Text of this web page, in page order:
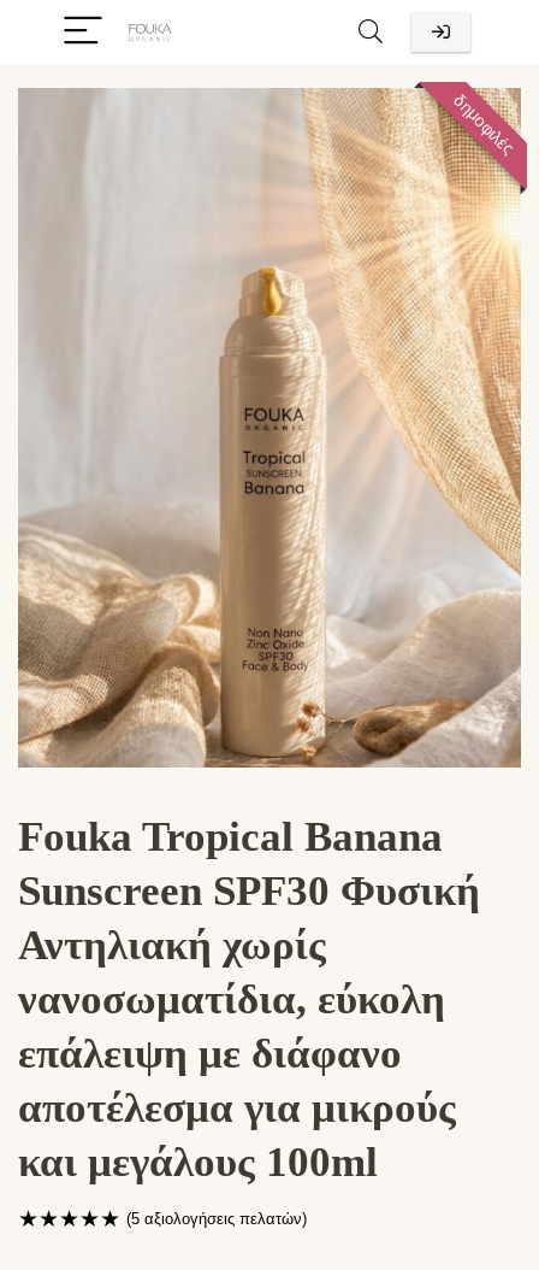
δημοφιλές
Fouka Tropical Banana
Sunscreen SPF30 Φυσική
Αντηλιακή χωρίς
νανοσωματίδια, εύκολη
επάλειψη με διάφανο
αποτέλεσμα για μικρούς
και μεγάλους 100ml
★★★★★ (5 αξιολογήσεις πελατών)